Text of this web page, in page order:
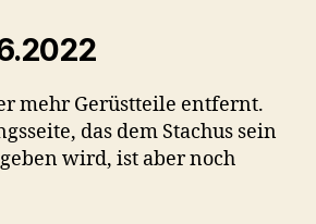
mehr Gerüstteile entfernt.
das dem Stachus sein
geben wird, ist aber noch